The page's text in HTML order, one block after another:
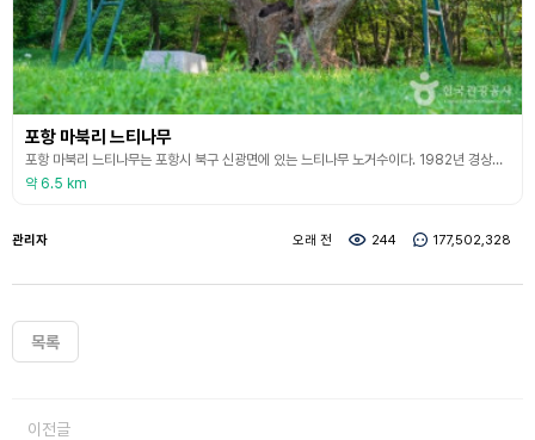
포항 마북리 느티나무
포항 마북리 느티나무는 포항시 북구 신광면에 있는 느티나무 노거수이다. 1982년 경상북도보호수 제1호로 지정되었다. 수령 700년, 높이 16m의 느티나무 고목으로, 일명 ‘권 씨 할배나무’ 또는 ‘무자천손 나무’라고도 불린다. 1999년 마북 저수지 공사로 인해 수몰 위기에 놓인 것을 지역의 민간단체가 경비를 들여 원래 위치에서 남쪽으로 200m 떨어진 산기슭에 옮겨 심었다. 몇백 년 전 마을에 자리 잡은 안동 권 씨 입향조가 신당으로 모시기 위하여
약 6.5 km
관리자 오래 전 244 177,502,328
목록
이전글